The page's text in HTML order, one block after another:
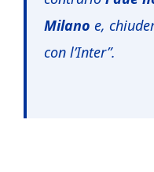
Milano e,
con l’Inter”.